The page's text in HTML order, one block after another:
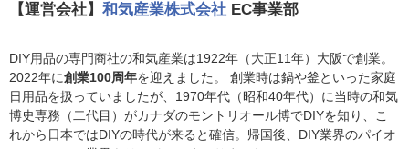
【運営会社】 和気産業株式会社 EC事業部
DIY用品の専門商社の和気産業は1922年（大正11年）大阪で創業。
2022年に創業100周年を迎えました。 創業時は鍋や釜といった家庭
日用品を扱っていましたが、1970年代（昭和40年代）に当時の和気
博史専務（二代目）がカナダのモントリオール博でDIYを知り、こ
れから日本ではDIYの時代が来ると確信。帰国後、DIY業界のパイオ